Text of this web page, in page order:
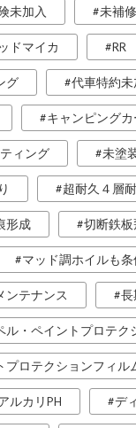
未加入 未補
ドマイカ RR
グ 代車特約未
キャンピングカ
ィング 未塗
超耐久４層
形成 切断鉄
マッド調ホイルも
ンテナンス 長
・ペイントプロテク
ロテクションフィ
ルカリPH デ